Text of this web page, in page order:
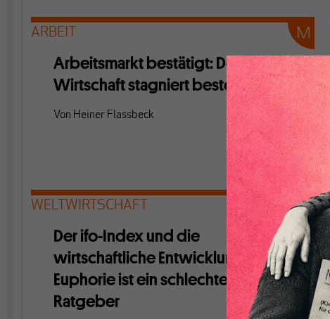
ARBEIT
Arbeitsmarkt bestätigt: Deutsche
Wirtschaft stagniert bestenfalls
Von Heiner Flassbeck
WELTWIRTSCHAFT
Der ifo-Index und die
wirtschaftliche Entwicklung:
Euphorie ist ein schlechter
Ratgeber